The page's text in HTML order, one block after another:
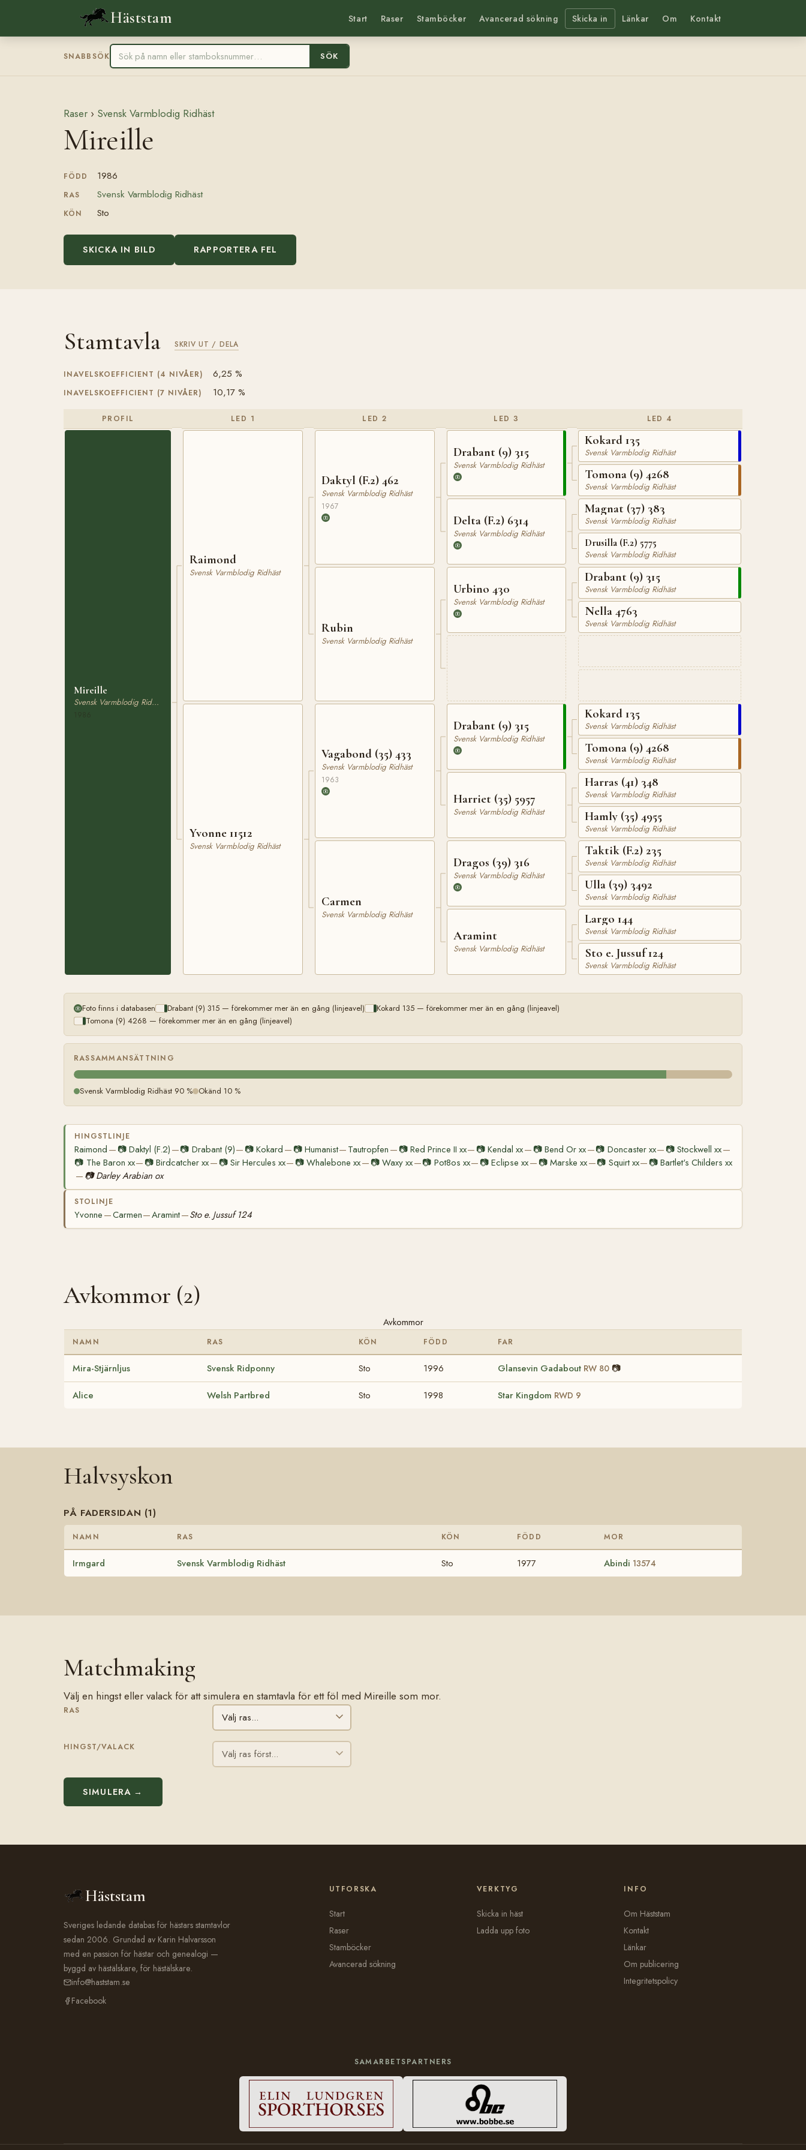
Häststam Start Raser Stamböcker Avancerad sökning Skicka in Länkar Om Kontakt
SNABBSÖK SÖK
Raser › Svensk Varmblodig Ridhäst
Mireille
FÖDD 1986
RAS Svensk Varmblodig Ridhäst
KÖN Sto
SKICKA IN BILD RAPPORTERA FEL
Stamtavla SKRIV UT / DELA
INAVELSKOEFFICIENT (4 NIVÅER) 6,25 %
INAVELSKOEFFICIENT (7 NIVÅER) 10,17 %
PROFIL
Mireille
Svensk Varmblodig Ridhäst
LED 1
Raimond
Svensk Varmblodig Ridhäst
Yvonne 11512
Svensk Varmblodig Ridhäst
LED 2
Daktyl (F.2) 462
Svensk Varmblodig Ridhäst
1967
Rubin
Svensk Varmblodig Ridhäst
Vagabond (35) 433
Svensk Varmblodig Ridhäst
1963
Carmen
Svensk Varmblodig Ridhäst
LED 3
Drabant (9) 315
Svensk Varmblodig Ridhäst
Delta (F.2) 6314
Svensk Varmblodig Ridhäst
Urbino 430
Svensk Varmblodig Ridhäst
Drabant (9) 315
Svensk Varmblodig Ridhäst
Harriet (35) 5957
Svensk Varmblodig Ridhäst
Dragos (39) 316
Svensk Varmblodig Ridhäst
Aramint
Svensk Varmblodig Ridhäst
LED 4
Kokard 135
Svensk Varmblodig Ridhäst
Tomona (9) 4268
Svensk Varmblodig Ridhäst
Magnat (37) 383
Svensk Varmblodig Ridhäst
Drusilla (F.2) 5775
Svensk Varmblodig Ridhäst
Drabant (9) 315
Svensk Varmblodig Ridhäst
Nella 4763
Svensk Varmblodig Ridhäst
Kokard 135
Svensk Varmblodig Ridhäst
Tomona (9) 4268
Svensk Varmblodig Ridhäst
Harras (41) 348
Svensk Varmblodig Ridhäst
Hamly (35) 4955
Svensk Varmblodig Ridhäst
Taktik (F.2) 235
Svensk Varmblodig Ridhäst
Ulla (39) 3492
Svensk Varmblodig Ridhäst
Largo 144
Svensk Varmblodig Ridhäst
Sto e. Jussuf 124
Svensk Varmblodig Ridhäst
Foto finns i databasen Drabant (9) 315 — förekommer mer än en gång (linjeavel)
Kokard 135 — förekommer mer än en gång (linjeavel)
Tomona (9) 4268 — förekommer mer än en gång (linjeavel)
RASSAMMANSÄTTNING
Svensk Varmblodig Ridhäst 90 % Okänd 10 %
HINGSTLINJE
Raimond — 📷Daktyl (F.2) —📷 Drabant (9)— 📷Kokard — 📷 Humanist— Tautropfen — 📷 Red Prince II xx— 📷 Kendal xx— 📷Bend Or xx—📷 Doncaster xx— 📷Stockwell xx—
📷 The Baron xx— 📷Birdcatcher xx— 📷 Sir Hercules xx— 📷 Whalebone xx— 📷Waxy xx—📷 Pot8os xx— 📷Eclipse xx— 📷Marske xx—📷 Squirt xx— 📷Bartlet's Childers xx
— 📷 Darley Arabian ox
STOLINJE
Yvonne —Carmen—Aramint—Sto e. Jussuf 124
Avkommor (2)
Avkommor
NAMN RAS KÖN FÖDD FAR
Mira-Stjärnljus Svensk Ridponny Sto 1996 Glansevin Gadabout RW 80 📷
Alice Welsh Partbred Sto 1998 Star Kingdom RWD 9
Halvsyskon
PÅ FADERSIDAN (1)
NAMN RAS KÖN FÖDD MOR
Irmgard Svensk Varmblodig Ridhäst Sto 1977 Abindi 13574
Matchmaking
Välj en hingst eller valack för att simulera en stamtavla för ett föl med Mireille som mor.
RAS
HINGST/VALACK
SIMULERA →
Häststam
Sveriges ledande databas för hästars stamtavlor
sedan 2006. Grundad av Karin Halvarsson
med en passion för hästar och genealogi —
byggd av hästälskare, för hästälskare.
info@haststam.se
Facebook
UTFORSKA
Start
Raser
Stamböcker
Avancerad sökning
VERKTYG
Skicka in häst
Ladda upp foto
INFO
Om Häststam
Kontakt
Länkar
Om publicering
Integritetspolicy
SAMARBETSPARTNERS